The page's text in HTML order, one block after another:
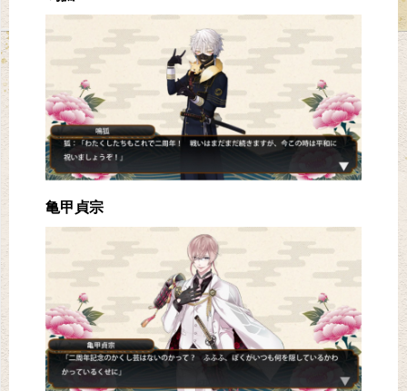
亀甲貞宗